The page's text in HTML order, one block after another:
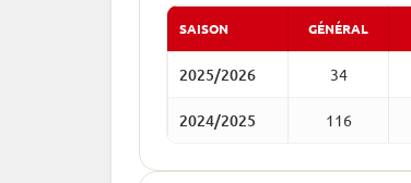
SAISON GÉNÉRAL
2025/2026 34
2024/2025 116